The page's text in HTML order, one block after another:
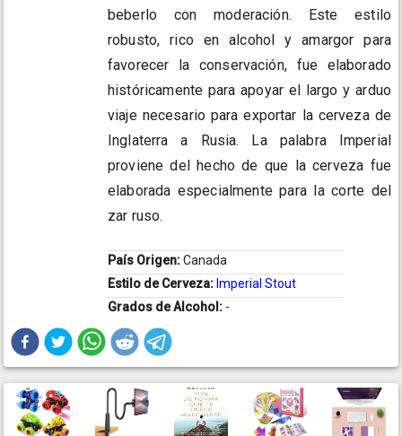
beberlo con moderación. Este estilo
robusto, rico en alcohol y amargor para
favorecer la conservación, fue elaborado
históricamente para apoyar el largo y arduo
viaje necesario para exportar la cerveza de
Inglaterra a Rusia. La palabra Imperial
proviene del hecho de que la cerveza fue
elaborada especialmente para la corte del
zar ruso.
País Origen:Canada
Estilo de Cerveza: Imperial Stout
Grados de Alcohol: -